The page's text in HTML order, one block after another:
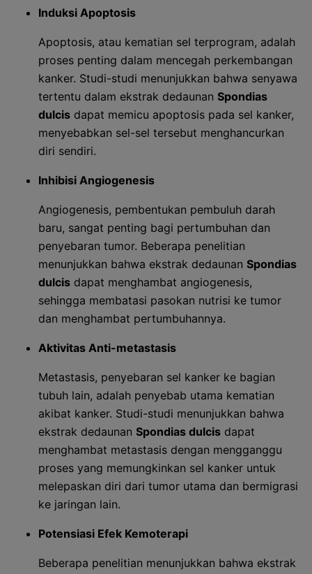
Induksi Apoptosis
Apoptosis, atau kematian sel terprogram, adalah
proses penting dalam mencegah perkembangan
kanker. Studi-studi menunjukkan bahwa senyawa
tertentu dalam ekstrak dedaunan Spondias
dulcis dapat memicu apoptosis pada sel kanker,
menyebabkan sel-sel tersebut menghancurkan
diri sendiri.
Inhibisi Angiogenesis
Angiogenesis, pembentukan pembuluh darah
baru, sangat penting bagi pertumbuhan dan
penyebaran tumor. Beberapa penelitian
menunjukkan bahwa ekstrak dedaunan Spondias
dulcis dapat menghambat angiogenesis,
sehingga membatasi pasokan nutrisi ke tumor
dan menghambat pertumbuhannya.
Aktivitas Anti-metastasis
Metastasis, penyebaran sel kanker ke bagian
tubuh lain, adalah penyebab utama kematian
akibat kanker. Studi-studi menunjukkan bahwa
ekstrak dedaunan Spondias dulcis dapat
menghambat metastasis dengan mengganggu
proses yang memungkinkan sel kanker untuk
melepaskan diri dari tumor utama dan bermigrasi
ke jaringan lain.
Potensiasi Efek Kemoterapi
Beberapa penelitian menunjukkan bahwa ekstrak